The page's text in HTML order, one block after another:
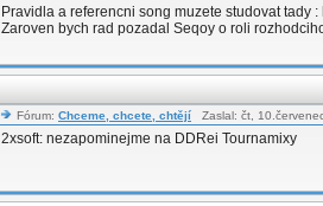
Pravidla a referencni song muzete studovat tady
Zaroven bych rad pozadal Seqoy o roli
Fórum: Chceme, chcete, chtějí Zaslal: čt,
2xsoft: nezapominejme na DDRei Tournamixy